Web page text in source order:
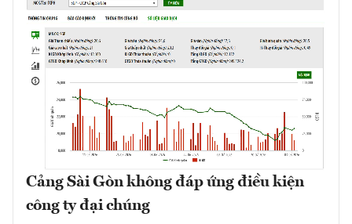
Cảng Sài Gòn không đáp ứng điều kiện
công ty đại chúng